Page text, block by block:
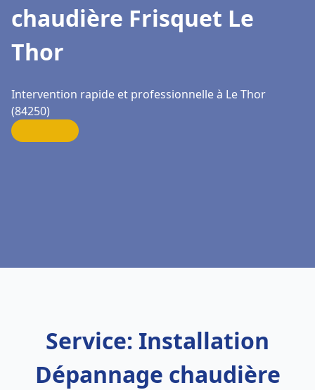
chaudière Frisquet Le
Thor
Intervention rapide et professionnelle à Le Thor
(84250)
Service: Installation
Dépannage chaudière